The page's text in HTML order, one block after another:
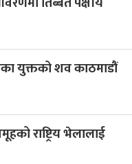
युक्तको शव काठमाडौं
राष्ट्रिय भेलालाई